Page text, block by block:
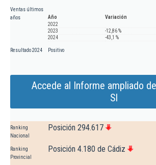
Ventas últimos
años
Año
Variación
2022
2023
-12,86 %
2024
-43,1 %
Resultado 2024 Positivo
Accede al Informe ampliado
Sl
Ranking
Nacional
Posición 294.617
Ranking
Provincial
Posición 4.180 de Cádiz